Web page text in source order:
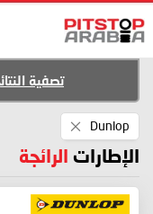
تصفية
Dunlop
This
Item الإطارات الرائجة